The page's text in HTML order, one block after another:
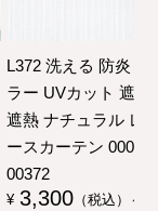
L372 洗える 防炎 ミ
ラー UVカット 遮像
遮熱 ナチュラル レ
ースカーテン 00000
00372
¥ 3,300 （税込）～